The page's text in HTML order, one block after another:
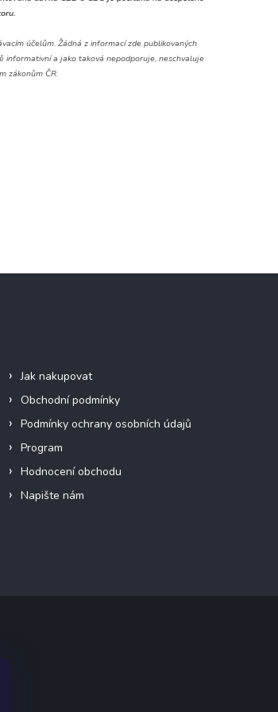
účelům. Žádná z informací zde publikovaných
informativní a jako taková nepodporuje, neschvaluje
zákonům ČR.
Jak nakupovat
Obchodní podmínky
Podmínky ochrany osobních údajů
Program
Hodnocení obchodu
Napište nám